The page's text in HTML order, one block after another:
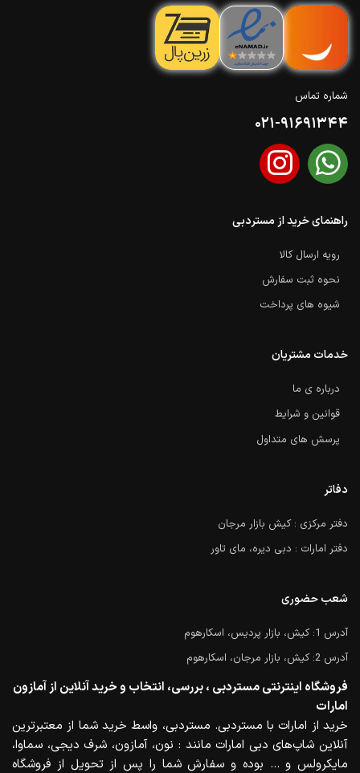
شماره تماس
021-91691344
راهنمای خرید از مستردبی
رویه ارسال کالا
نحوه ثبت سفارش
شیوه های پرداخت
خدمات مشتریان
درباره ی ما
قوانین و شرایط
پرسش های متداول
دفاتر
دفتر مرکزی : کیش بازار مرجان
دفتر امارات : دبی دیره، مای تاور
شعب حضوری
آدرس 1: کیش، بازار پردیس، اسکارهوم
آدرس 2: کیش، بازار مرجان، اسکارهوم
فروشگاه اینترنتی مستردبی ، بررسی، انتخاب و خرید آنلاین از آمازون
امارات
خرید از امارات با مستردبی. مستردبی، واسط خرید شما از معتبرترین
آنلاین شاپ‌های دبی امارات مانند : نون، آمازون، شرف دیجی، سماوا،
مایکرولس و … بوده و سفارش شما را پس از تحویل از فروشگاه